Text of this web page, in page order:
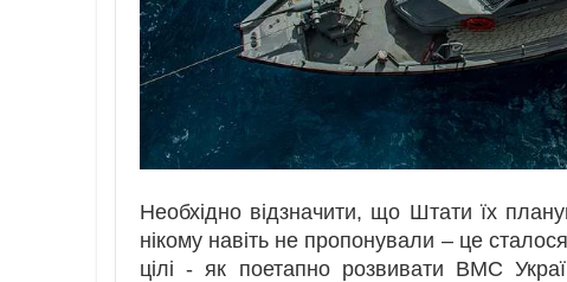
Необхідно відзначити, що Штати їх
нікому навіть не пропонували – це
цілі - як поетапно розвивати ВМС